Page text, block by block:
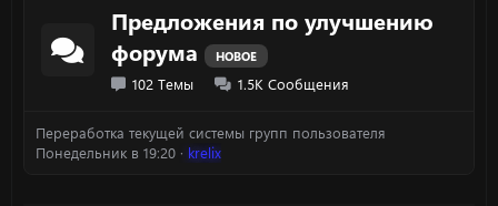
Предложения по улучшению
форума
НОВОЕ
102 Темы 1.5K Сообщения
Переработка текущей системы групп пользователя
Понедельник в 19:20
krelix